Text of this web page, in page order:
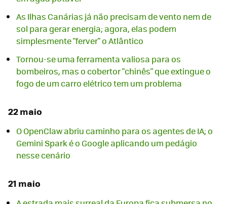
As Ilhas Canárias já não precisam de vento nem de
sol para gerar energia; agora, elas podem
simplesmente "ferver" o Atlântico
Tornou-se uma ferramenta valiosa para os
bombeiros, mas o cobertor "chinês" que extingue o
fogo de um carro elétrico tem um problema
22 maio
O OpenClaw abriu caminho para os agentes de IA; o
Gemini Spark é o Google aplicando um pedágio
nesse cenário
21 maio